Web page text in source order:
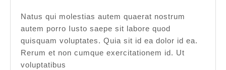
Natus qui molestias autem quaerat nostrum
autem porro Iusto saepe sit labore quod
quisquam voluptates. Quia sit id ea dolor id ea.
Rerum et non cumque exercitationem id. Ut
voluptatibus